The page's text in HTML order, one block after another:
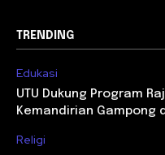
TRENDING
Edukasi
UTU Dukung Program
Kemandirian Gampong
Religi